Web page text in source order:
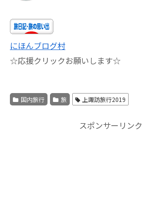
にほんブログ村
☆応援クリックお願いします☆
国内旅行 旅 上諏訪旅行2019
スポンサーリンク